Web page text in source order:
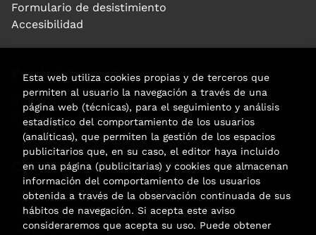
Formulario de desistimiento
Accesibilidad
Puede interesarte
Noticias
Agenda
Contacto
Carrer Aribau, 84
(+34) 932 160 225
info@libreriafabre.com
Esta web utiliza cookies propias y de terceros que
permiten al usuario la navegación a través de una
página web (técnicas), para el seguimiento y análisis
estadístico del comportamiento de los usuarios
(analíticas), que permiten la gestión de los espacios
publicitarios que, en su caso, el editor haya incluido
en una página (publicitarias) y cookies que almacenan
información del comportamiento de los usuarios
obtenida a través de la observación continuada de sus
hábitos de navegación. Si acepta este aviso
consideraremos que acepta su uso. Puede obtener